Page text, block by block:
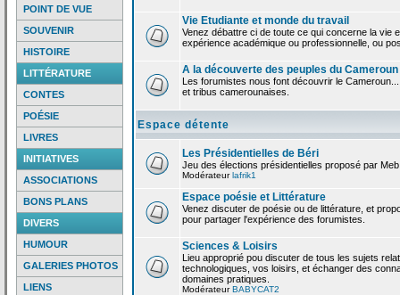
POINT DE VUE
SOUVENIR
HISTOIRE
LITTÉRATURE
CONTES
POÉSIE
LIVRES
INITIATIVES
ASSOCIATIONS
BONS PLANS
DIVERS
HUMOUR
GALERIES PHOTOS
LIENS
Vie Etudiante et monde du travail
Venez débattre ci de toute ce qui concerne la vie
expérience académique ou professionnelle, ou
A la découverte des peuples du Cameroun
Les forumistes nous font découvrir le
et tribus camerounaises.
Espace détente
Les Présidentielles de Béri
Jeu des élections présidentielles proposé par Meb
Modérateurlafrik1
Espace poésie et Littérature
Venez discuter de poésie ou de littérature, et
pour partager l'expérience des forumistes.
Sciences & Loisirs
Lieu approprié pou discuter de tous les sujets
technologiques, vos loisirs, et échanger des
domaines pratiques.
ModérateurBABYCAT2